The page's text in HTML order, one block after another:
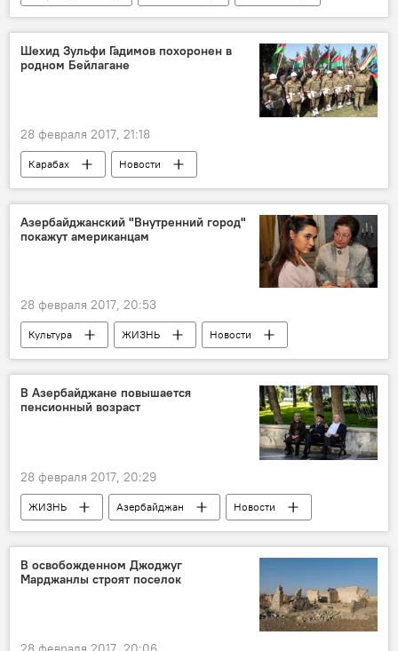
Новости мира
Пакистан
Премьер-министр Пакистана Наваз Шариф
Соглашение
экспорт
импорт
Шехид Зульфи Гадимов похоронен в
родном Бейлагане
28 февраля 2017, 21:18
Карабах
Новости
Бейлаганский район АР
Минобороны АР
солдат
Флаг
похороны
Азербайджан
Азербайджанский "Внутренний город"
покажут американцам
28 февраля 2017, 20:53
Культура ЖИЗНЬ
Новости
Ильгар Сафат
Министерство культуры и туризма АР
Киностудия "Азербайджанфильм"
Артисты
роли
В Азербайджане повышается
пенсионный возраст
28 февраля 2017, 20:29
ЖИЗНЬ Азербайджан
Новости
Милли Меджлис АР
пенсионный возраст
изменения
Законопроект
Обсуждение
В освобожденном Джоджуг
Марджанлы строят поселок